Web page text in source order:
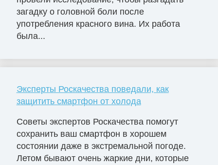
загадку о головной боли после
употребления красного вина. Их работа
была...
Эксперты Роскачества поведали, как
защитить смартфон от холода
Советы экспертов Роскачества помогут
сохранить ваш смартфон в хорошем
состоянии даже в экстремальной погоде.
Летом бывают очень жаркие дни, которые